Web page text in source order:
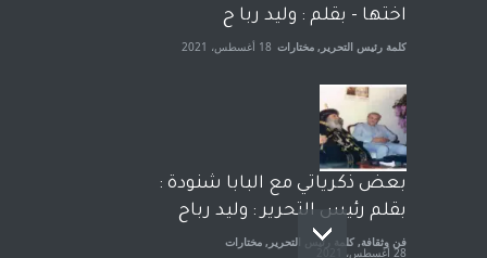
آراء حرة مختارات 7 أبريل، 2023
اختها - بقلم : وليد ربا ح
كلمة رئيس التحرير , مختارات 18 أغسطس، 2021
بعض ذكرياتي مع البابا شنودة :
بقلم رئيس التحرير : وليد رباح
فن وثقافة, كلمة رئيس التحرير , مختارات
28 أغسطس، 2021